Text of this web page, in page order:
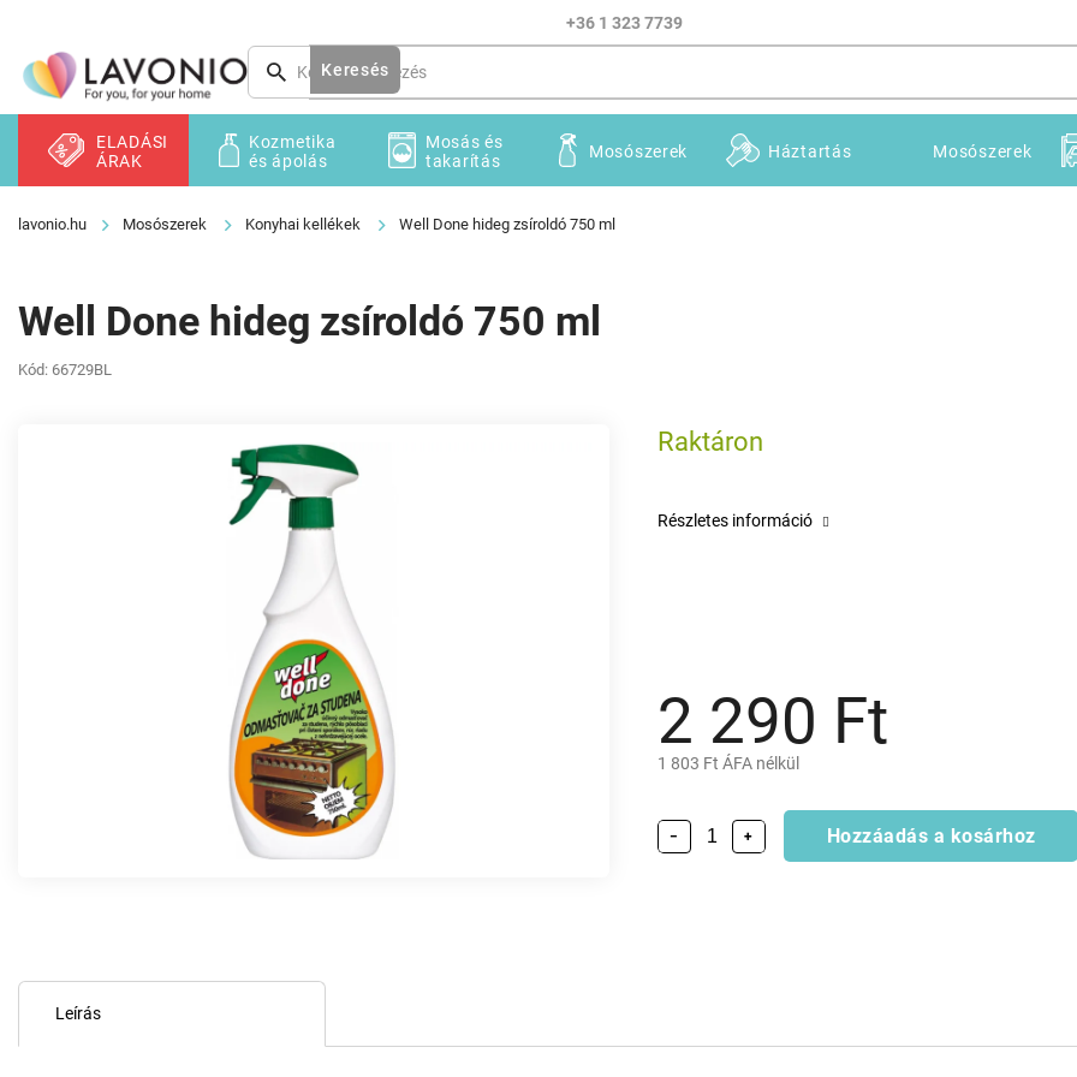
tartalomhoz
+36 1 323 7739
Keresés
ELADÁSI
ÁRAK
Kozmetika
és ápolás
Mosás és
takarítás
Mosószerek Háztartás Mosószerek
Mosószerek Konyhai kellékek Well Done hideg zsíroldó 750 ml
Well Done hideg zsíroldó 750 ml
Kód: 66729BL
2 290 Ft
1 803 Ft ÁFA nélkül
Raktáron
+
− Hozzáadás a kosárhoz
Részletes információ
Leírás